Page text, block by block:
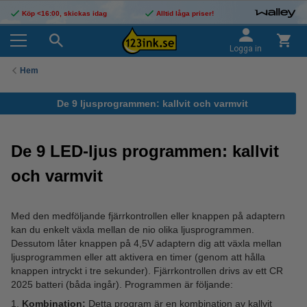
Köp <16:00, skickas idag Alltid låga priser!
Logga in
Hem
De 9 ljusprogrammen: kallvit och varmvit
De 9 LED-ljus programmen: kallvit
och varmvit
Med den medföljande fjärrkontrollen eller knappen på adaptern
kan du enkelt växla mellan de nio olika ljusprogrammen.
Dessutom låter knappen på 4,5V adaptern dig att växla mellan
ljusprogrammen eller att aktivera en timer (genom att hålla
knappen intryckt i tre sekunder). Fjärrkontrollen drivs av ett CR
2025 batteri (båda ingår). Programmen är följande:
Kombination: Detta program är en kombination av kallvit